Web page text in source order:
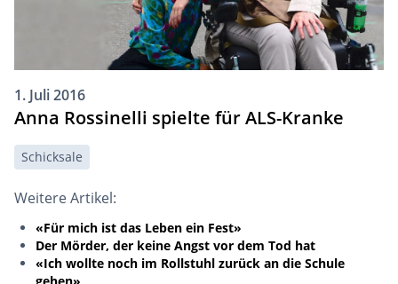
1. Juli 2016
Anna Rossinelli spielte für ALS-Kranke
Schicksale
Weitere Artikel:
«Für mich ist das Leben ein Fest»
Der Mörder, der keine Angst vor dem Tod hat
«Ich wollte noch im Rollstuhl zurück an die Schule